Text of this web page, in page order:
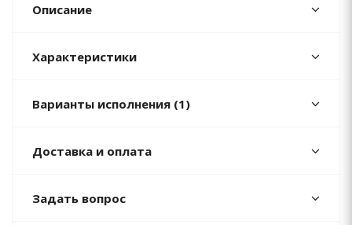
Описание
Характеристики
Варианты исполнения (1)
Доставка и оплата
Задать вопрос